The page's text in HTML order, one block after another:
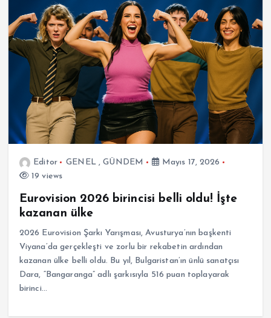
Editor GENEL,GÜNDEM
Mayıs 17, 2026
19 views
Eurovision 2026 birincisi belli oldu! İşte
kazanan ülke
2026 Eurovision Şarkı Yarışması, Avusturya’nın başkenti
Viyana’da gerçekleşti ve zorlu bir rekabetin ardından
kazanan ülke belli oldu. Bu yıl, Bulgaristan’ın ünlü sanatçısı
Dara, “Bangaranga” adlı şarkısıyla 516 puan toplayarak
birinci…